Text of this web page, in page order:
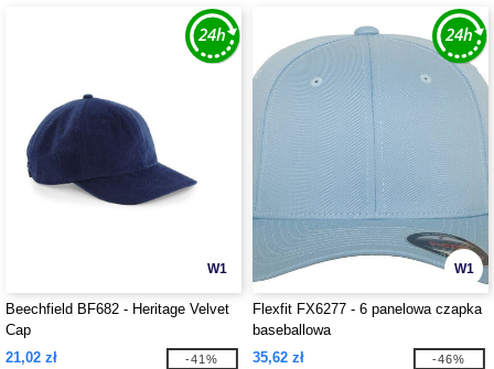
W1
Beechfield BF682 - Heritage Velvet
Cap
21,02 zł
-41%
W1
Flexfit FX6277 - 6 panelowa czapka
baseballowa
35,62 zł
-46%